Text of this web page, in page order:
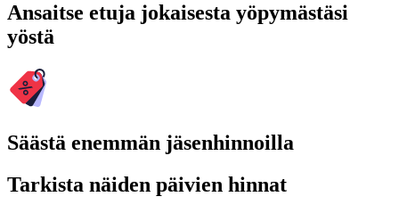
Ansaitse etuja jokaisesta yöpymästäsi
yöstä
Säästä enemmän jäsenhinnoilla
Tarkista näiden päivien hinnat